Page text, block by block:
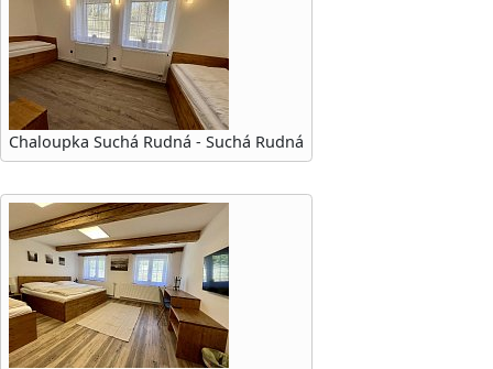
Chaloupka Suchá Rudná - Suchá Rudná